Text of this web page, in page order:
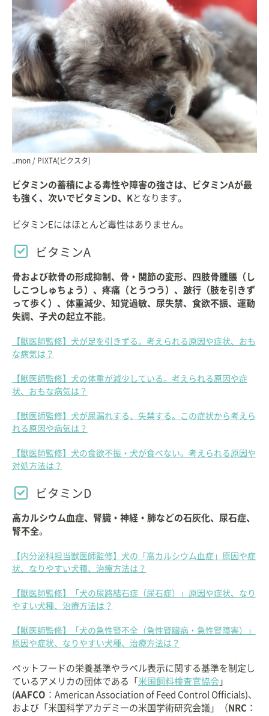
..mon / PIXTA(ピクスタ)
ビタミンの蓄積による毒性や障害の強さは、ビタミンAが最
も強く、次いでビタミンD、Kとなります。
ビタミンEにはほとんど毒性はありません。
ビタミンA
骨および軟骨の形成抑制、骨・関節の変形、四肢骨腫脹（し
しこつしゅちょう）、疼痛（とうつう）、跛行（肢を引きず
って歩く）、体重減少、知覚過敏、尿失禁、食欲不振、運動
失調、子犬の起立不能。
【獣医師監修】犬が足を引きずる。考えられる原因や症状、おも
な病気は？
【獣医師監修】犬の体重が減少している。考えられる原因や症
状、おもな病気は？
【獣医師監修】犬が尿漏れする、失禁する。この症状から考えら
れる原因や病気は？
【獣医師監修】犬の食欲不振・犬が食べない。考えられる原因や
対処方法は？
ビタミンD
高カルシウム血症、腎臓・神経・肺などの石灰化、尿石症、
腎不全。
【内分泌科担当獣医師監修】犬の「高カルシウム血症」原因や症
状、なりやすい犬種、治療方法は？
【獣医師監修】「犬の尿路結石症（尿石症）」原因や症状、なり
やすい犬種、治療方法は？
【獣医師監修】「犬の急性腎不全（急性腎臓病・急性腎障害）」
原因や症状、なりやすい犬種、治療方法は？
ペットフードの栄養基準やラベル表示に関する基準を制定し
ているアメリカの団体である「 米国飼料検査官協会」
(AAFCO ：American Association of Feed Control Officials)、
および「米国科学アカデミーの米国学術研究会議」（ NRC ：